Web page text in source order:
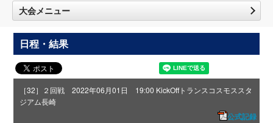
大会メニュー
日程・結果
［32］２回戦 2022年06月01日 19:00 KickOffトランスコスモススタ
ジアム長崎
公式記録